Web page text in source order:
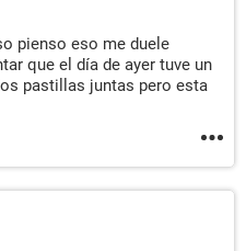
pienso eso me duele
que el día de ayer tuve un
pastillas juntas pero esta